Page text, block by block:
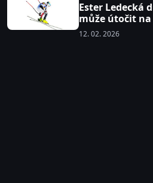
Ester Ledecká
může útočit
12. 02. 2026